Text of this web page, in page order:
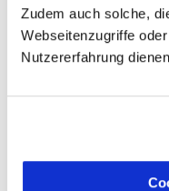
Zudem auch solche,
Webseitenzugriffe
Nutzererfahrung
+49
Leistungsbeginn